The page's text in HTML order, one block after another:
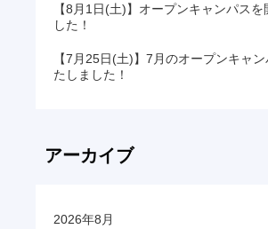
【8月1日(土)】オープンキャンパスを
した！
【7月25日(土)】7月のオープンキャ
たしました！
アーカイブ
2026年8月